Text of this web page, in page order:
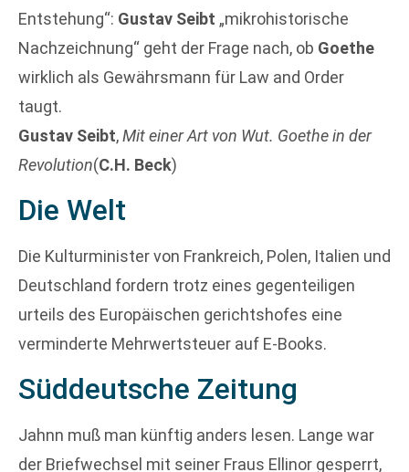
Entstehung“: Gustav Seibt „mikrohistorische
Nachzeichnung“ geht der Frage nach, ob Goethe
wirklich als Gewährsmann für Law and Order
taugt.
Gustav Seibt,Mit einer Art von Wut. Goethe in der
Revolution(C.H. Beck)
Die Welt
Die Kulturminister von Frankreich, Polen, Italien und
Deutschland fordern trotz eines gegenteiligen
urteils des Europäischen gerichtshofes eine
verminderte Mehrwertsteuer auf E-Books.
Süddeutsche Zeitung
Jahnn muß man künftig anders lesen. Lange war
der Briefwechsel mit seiner Fraus Ellinor gesperrt,